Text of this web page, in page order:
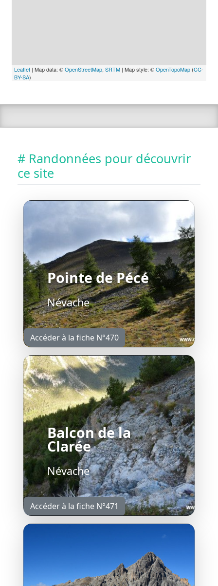
Leaflet | Map data: ©OpenStreetMap, SRTM | Map style: ©OpenTopoMap (CC-
BY-SA)
# Randonnées pour découvrir
ce site
Pointe de Pécé
Névache
Accéder à la fiche N°470
Balcon de la
Clarée
Névache
Accéder à la fiche N°471